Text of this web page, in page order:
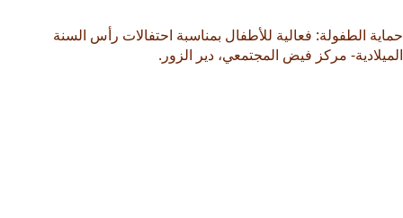
حماية الطفولة: فعالية للأطفال بمناسبة احتفالات رأس السنة
الميلادية- مركز فيض المجتمعي، دير الزور.